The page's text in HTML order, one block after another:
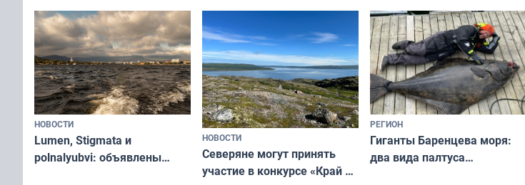
«Туризм для своих»
короткометражном фильме
НОВОСТИ
Lumen, Stigmata и
polnalyubvi: объявлены
НОВОСТИ
Северяне могут принять
участие в конкурсе «Край у
РЕГИОН
Гиганты Баренцева моря:
два вида палтуса